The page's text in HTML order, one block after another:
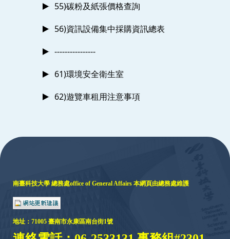
55)碳粉及紙張價格查詢
56)資訊設備集中採購資訊總表
----------------
61)環境安全衛生室
62)遊覽車租用注意事項
南臺科技大學 總務處office of General Affairs 本網頁由總務處維護
地址： 71005 臺南市永康區南台街1號